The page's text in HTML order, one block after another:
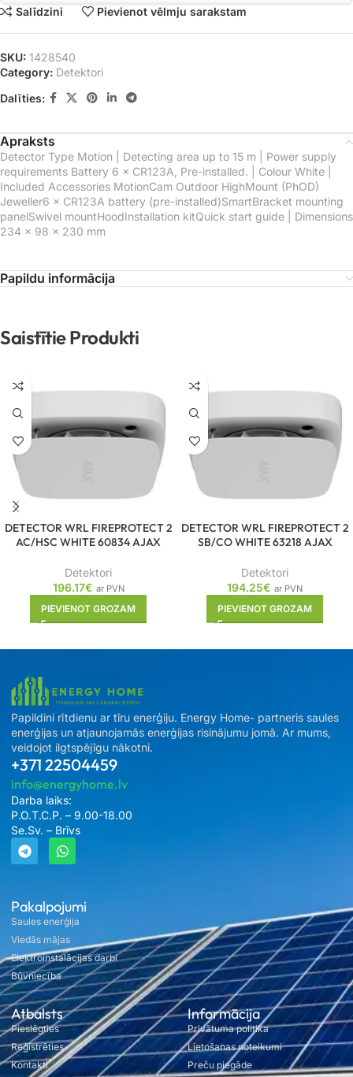
Salīdzini Pievienot vēlmju sarakstam
SKU: 1428540
Category: Detektori
Dalīties:
Apraksts
Detector Type Motion | Detecting area up to 15 m | Power supply
requirements Battery 6 × CR123A, Pre-installed. | Colour White |
Included Accessories MotionCam Outdoor HighMount (PhOD)
Jeweller6 × CR123A battery (pre-installed)SmartBracket mounting
panelSwivel mountHoodInstallation kitQuick start guide | Dimensions
234 × 98 × 230 mm
Papildu informācija
Saistītie Produkti
DETECTOR WRL FIREPROTECT 2
AC/HSC WHITE 60834 AJAX
Detektori
196.17€ ar PVN
PIEVIENOT GROZAM
DETECTOR WRL FIREPROTECT 2
SB/CO WHITE 63218 AJAX
Detektori
194.25€ ar PVN
PIEVIENOT GROZAM
Pakalpojumi
Saules enerģija
Viedās mājas
Elektroinstalācijas darbi
Būvniecība
Atbalsts
Pieslēgties
Reģistrēties
Kontakti
Informācija
Privātuma politika
Lietošanas noteikumi
Preču piegāde
Papildini rītdienu ar tīru enerģiju. Energy Home- partneris saules
enerģijas un atjaunojamās enerģijas risinājumu jomā. Ar mums,
veidojot ilgtspējīgu nākotni.
+371 22504459
info@energyhome.lv
Darba laiks:
P.O.T.C.P. – 9.00-18.00
Se.Sv. – Brīvs